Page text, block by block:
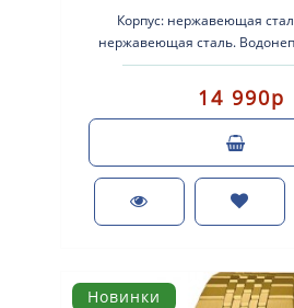
Корпус: нержавеющая
нержавеющая сталь.
Секундомер с точностью 1/10
14 990р
Новинки